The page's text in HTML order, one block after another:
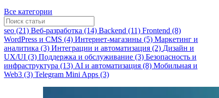
Все категории
seo (21) Веб-разработка (14) Backend (11) Frontend (8)
WordPress и CMS (4) Интернет-магазины (5) Маркетинг и
аналитика (3) Интеграции и автоматизация (2) Дизайн и
UX/UI (3) Поддержка и обслуживание (3) Безопасность и
инфраструктура (13) AI и автоматизация (8) Мобильная и
Web3 (3) Telegram Mini Apps (3)